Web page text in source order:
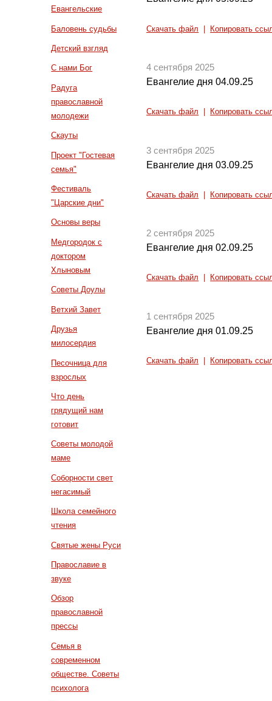
Евангельские
Баловень судьбы
Детский взгляд
С нами Бог
Радуга
православной
молодежи
Скауты
Проект "Гостевая
семья"
Фестиваль
"Царские дни"
Основы веры
Медгородок с
доктором
Хлыновым
Советы Доулы
Ветхий Завет
Друзья
милосердия
Песочница для
взрослых
Что день
грядущий нам
готовит
Советы молодой
маме
Соборности свет
негасимый
Школа семейного
чтения
Святые жены Руси
Православие в
звуке
Обзор
православной
прессы
Семья в
современном
обществе. Советы
психолога
Скачать файл Копировать
4 сентября 2025
Евангелие дня 04.09.25
Скачать файл Копировать
3 сентября 2025
Евангелие дня 03.09.25
Скачать файл Копировать
2 сентября 2025
Евангелие дня 02.09.25
Скачать файл Копировать
1 сентября 2025
Евангелие дня 01.09.25
Скачать файл Копировать